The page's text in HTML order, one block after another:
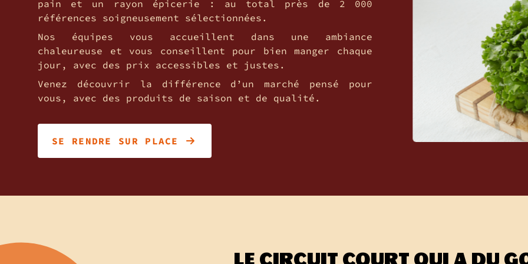
pain et un rayon épicerie : au total près de 2 000
références soigneusement sélectionnées.
Nos équipes vous accueillent dans une ambiance
chaleureuse et vous conseillent pour bien manger chaque
jour, avec des prix accessibles et justes.
Venez découvrir la différence d’un marché pensé pour
vous, avec des produits de saison et de qualité.
SE RENDRE SUR PLACE